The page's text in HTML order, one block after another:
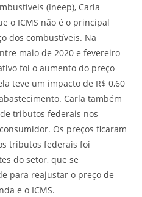
(Ineep), Carla
o ICMS não é o principal
dos combustíveis. Na
maio de 2020 e fevereiro
foi o aumento do preço
teve um impacto de R$ 0,60
Carla também
tributos federais nos
Os preços ficaram
tributos federais foi
do setor, que se
para reajustar o preço de
e o ICMS.